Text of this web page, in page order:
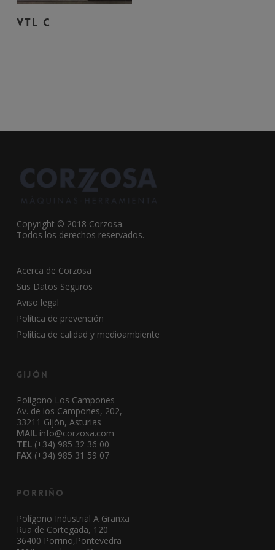
VTL C
Copyright © 2018 Corzosa.
Todos los derechos reservados.
Acerca de Corzosa
Sus Datos Seguros
Aviso legal
Política de prevención
Política de calidad y medioambiente
Gijón
Polígono Los Campones
Av. de los Campones, 202,
33211 Gijón, Asturias
MAIL info@corzosa.com
TEL (+34) 985 32 36 00
FAX (+34) 985 31 59 07
Porriño
Polígono Industrial A Granxa
Rua de Cortegada, 120
36400 Porriño,Pontevedra